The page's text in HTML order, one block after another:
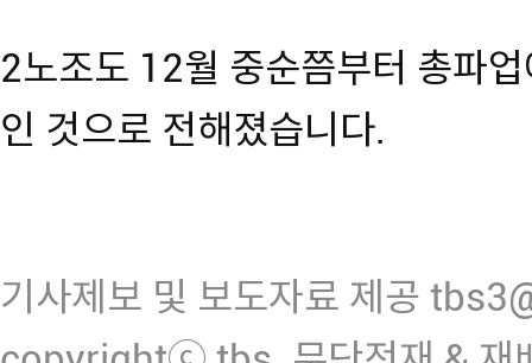
2노조도 12월 중순쯤부터 총파
인 것으로 전해졌습니다.
기사제보 및 보도자료 제공